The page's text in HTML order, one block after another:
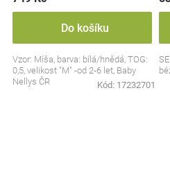
Do košíku
Vzor: Míša, barva: bílá/hnědá, TOG:
0,5, velikost "M" -od 2-6 let, Baby
Nellys ČR
Kód: 17232701